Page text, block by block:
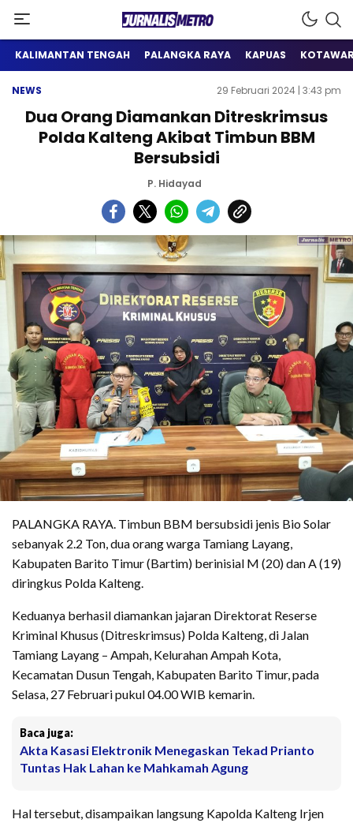
Jurnalis Metro
Satu Wadah Informasi
KALIMANTAN TENGAH PALANGKA RAYA KAPUAS
NEWS 29 Februari 2024 | 3:43 pm
Dua Orang Diamankan Ditreskrimsus
Polda Kalteng Akibat Timbun BBM
Bersubsidi
P. Hidayad
PALANGKA RAYA. Timbun BBM bersubsidi jenis Bio Solar
sebanyak 2.2 Ton, dua orang warga Tamiang Layang,
Kabupaten Barito Timur (Bartim) berinisial M (20) dan A (19)
diringkus Polda Kalteng.
Keduanya berhasil diamankan jajaran Direktorat Reserse
Kriminal Khusus (Ditreskrimsus) Polda Kalteng, di Jalan
Tamiang Layang – Ampah, Kelurahan Ampah Kota,
Kecamatan Dusun Tengah, Kabupaten Barito Timur, pada
Selasa, 27 Februari pukul 04.00 WIB kemarin.
Baca juga:
Akta Kasasi Elektronik Menegaskan Tekad Prianto
Tuntas Hak Lahan ke Mahkamah Agung
Hal tersebut, disampaikan langsung Kapolda Kalteng Irjen